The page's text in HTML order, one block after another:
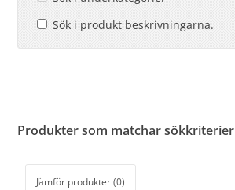
Sök i produkt beskrivningarna.
Produkter som matchar sökkriterier
Jämför produkter (0)